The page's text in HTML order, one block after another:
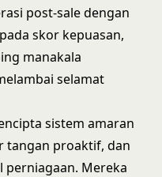
post-sale dengan
skor kepuasan,
manakala
selamat
sistem amaran
tangan proaktif, dan
perniagaan. Mereka